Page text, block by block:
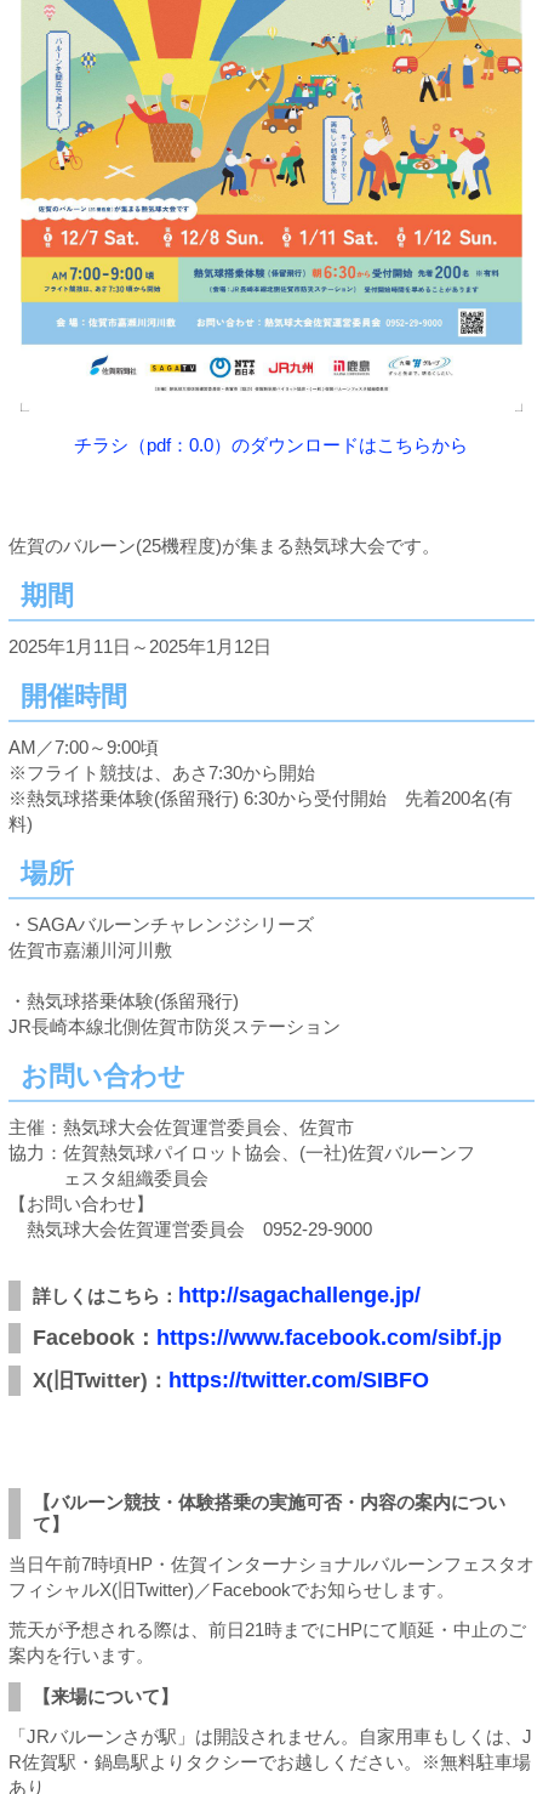
チラシ（pdf：0.0）のダウンロードはこちらから
佐賀のバルーン(25機程度)が集まる熱気球大会です。
期間
2025年1月11日～2025年1月12日
開催時間
AM／7:00～9:00頃
※フライト競技は、あさ7:30から開始
※熱気球搭乗体験(係留飛行) 6:30から受付開始 先着200名(有
料)
場所
・SAGAバルーンチャレンジシリーズ
佐賀市嘉瀬川河川敷
・熱気球搭乗体験(係留飛行)
JR長崎本線北側佐賀市防災ステーション
お問い合わせ
主催：熱気球大会佐賀運営委員会、佐賀市
協力：佐賀熱気球パイロット協会、(一社)佐賀バルーンフ
ェスタ組織委員会
【お問い合わせ】
熱気球大会佐賀運営委員会 0952-29-9000
詳しくはこちら： http://sagachallenge.jp/
Facebook： https://www.facebook.com/sibf.jp
X(旧Twitter)： https://twitter.com/SIBFO
【バルーン競技・体験搭乗の実施可否・内容の案内につい
て】
当日午前7時頃HP・佐賀インターナショナルバルーンフェスタオ
フィシャルX(旧Twitter)／Facebookでお知らせします。
荒天が予想される際は、前日21時までにHPにて順延・中止のご
案内を行います。
【来場について】​​
「JRバルーンさが駅」は開設されません。自家用車もしくは、J
R佐賀駅・鍋島駅よりタクシーでお越しください。※無料駐車場
あり